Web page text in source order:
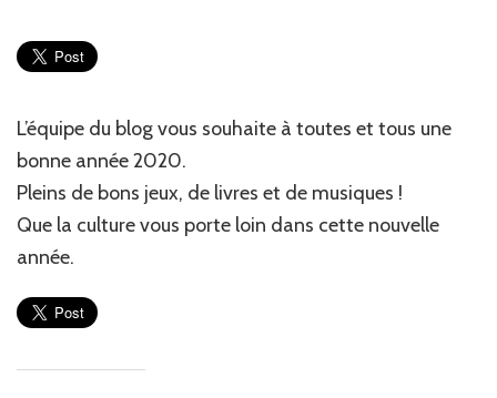
L’équipe du blog vous souhaite à toutes et tous une
bonne année 2020.
Pleins de bons jeux, de livres et de musiques !
Que la culture vous porte loin dans cette nouvelle
année.